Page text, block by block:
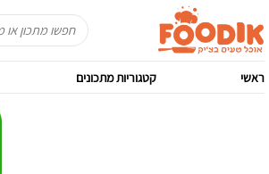
ראשי קטגוריות מתכונים